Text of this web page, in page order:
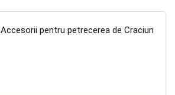
Accesorii pentru petrecerea de Craciun